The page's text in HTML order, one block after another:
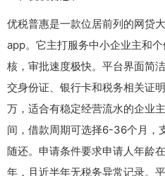
优税普惠是一款位居前列的网贷
app。它主打服务中小企业主和
核，审批速度极快。平台界面简
交身份证、银行卡和税务相关证
万，适合有稳定经营流水的企业
间，借款周期可选择6-36个月，
随还。申请条件要求申请人年龄
年，且近半年无税务异常记录。